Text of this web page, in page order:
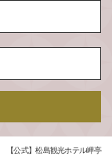
【公式】松島観光ホテル岬亭